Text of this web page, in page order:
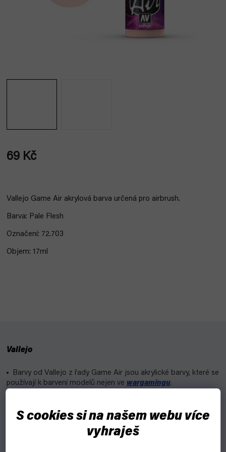
S cookies si na našem webu více
vyhraješ
69 Kč
Vallejo Game Air akrylová barva určená pro airbrush.
Barva: Pale Flesh
Označení: 72.703
Objem: 17ml
Vallejo
Barvy od Vallejo z řady Game Air jsou akrylické barvy, které se
používají k barvení modelů nejen ve wargamingu.
vlastní fantazii.